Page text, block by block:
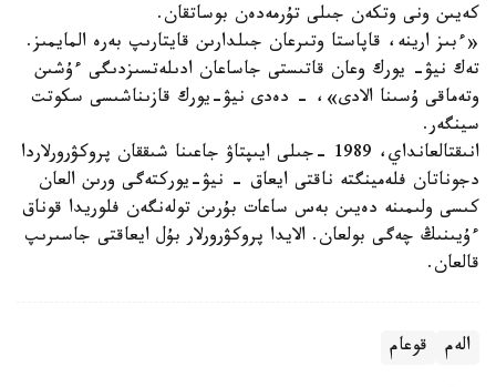
كەيىن ونى وتكەن جىلى تۇرمەدەن بوساتقان.
«ءبىز ارينە، قاپاستا وتىرعان جىلدارىن قايتارىپ بەرە المايمىز.
تەك نيۋ- يورك وعان قاتىستى جاساعان ادىلەتسىزدىگى ءۇشىن
وتەماقى ۇسىنا الادى»، - دەدى نيۋ-يورك قازىناشىسى سكوتت
سينگەر.
انىقتالعانداي، 1989 -جىلى ايىپتاۋ جاعىنا شىققان پروكۋرورلاردا
دجوناتان فلەمينگتە ناقتى ايعاق - نيۋ-يوركتەگى ورىن العان
كىسى ولىمىنە دەيىن بەس ساعات بۇرىن تولەنگەن فلوريدا قوناق
ءۇيىنىڭ چەگى بولعان. الايدا پروكۋرورلار بۇل ايعاقتى جاسىرىپ
قالعان.
الەم قوعام